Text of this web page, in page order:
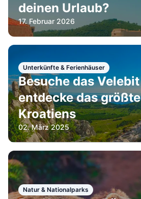
deinen Urlaub?
17. Februar 2026
Unterkünfte & Ferienhäuser
Besuche das
entdecke das
Kroatiens
02. März 2025
Natur & Nationalparks